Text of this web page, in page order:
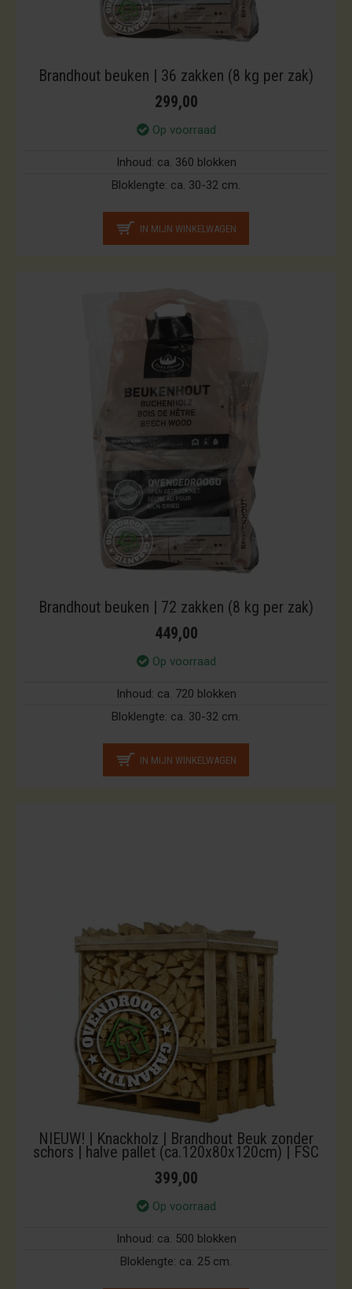
Brandhout beuken | 36 zakken (8 kg per zak)
299,00
Op voorraad
Inhoud: ca. 360 blokken
Bloklengte: ca. 30-32 cm.
IN MIJN WINKELWAGEN
Brandhout beuken | 72 zakken (8 kg per zak)
449,00
Op voorraad
Inhoud: ca. 720 blokken
Bloklengte: ca. 30-32 cm.
IN MIJN WINKELWAGEN
NIEUW! | Knackholz | Brandhout Beuk zonder
schors | halve pallet (ca.120x80x120cm) | FSC
399,00
Op voorraad
Inhoud: ca. 500 blokken
Bloklengte: ca. 25 cm.